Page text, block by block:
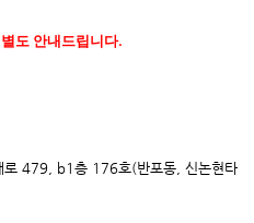
도 안내드립니다.
로 479, b1층 176호(반포동, 신논현타